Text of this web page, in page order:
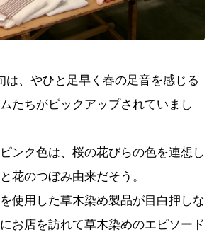
は、やひと足早く春の足音を感じる
たちがピックアップされていまし
ンク色は、桜の花びらの色を連想し
花のつぼみ由来だそう。
使用した草木染め製品が目白押しな
お店を訪れて草木染めのエピソード